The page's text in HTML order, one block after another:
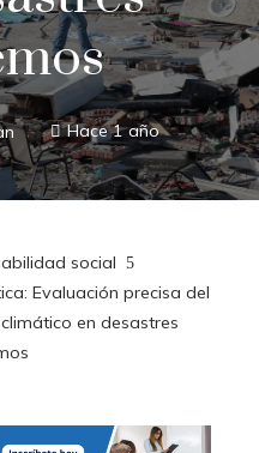
Hace 1 año
social
Evaluación precisa del
en desastres